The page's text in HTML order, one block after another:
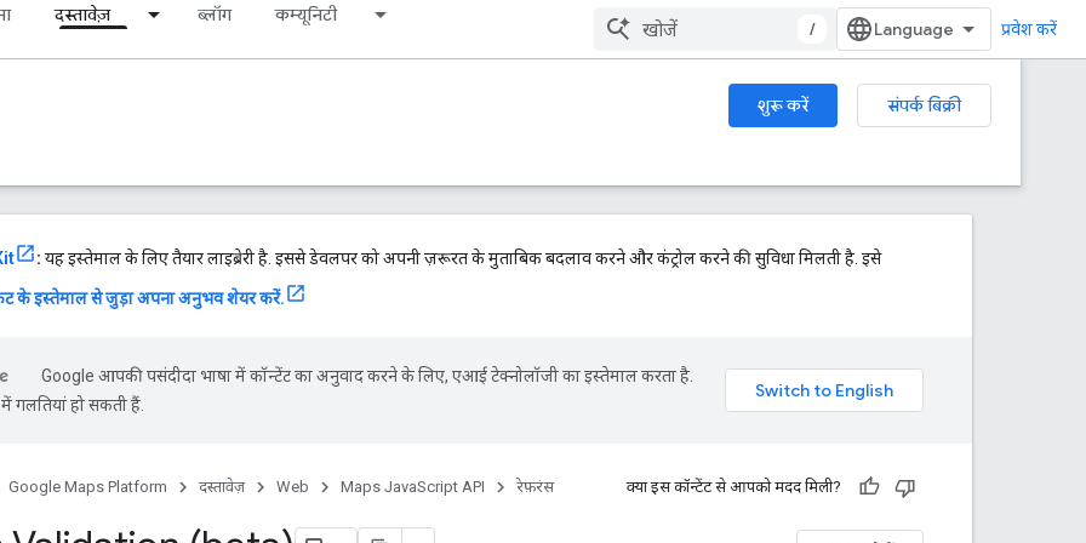
दस्तावेज़ ब्लॉग कम्यूनिटी
/ प्रवेश करें
शुरू करें
संपर्क बिक्री
: यह इस्तेमाल के लिए तैयार लाइब्रेरी है. इससे डेवलपर को अपनी ज़रूरत के मुताबिक बदलाव करने और कंट्रोल करने की सुविधा मिलती है. इसे
के इस्तेमाल से जुड़ा अपना अनुभव शेयर करें.
Google आपकी पसंदीदा भाषा में कॉन्टेंट का अनुवाद करने के लिए, एआई टेक्नोलॉजी का इस्तेमाल करता है.
गलतियां हो सकती हैं.
Google Maps Platform दस्तावेज़ Web Maps JavaScript API रेफ़रंस क्या इस कॉन्टेंट से आपको मदद मिली?